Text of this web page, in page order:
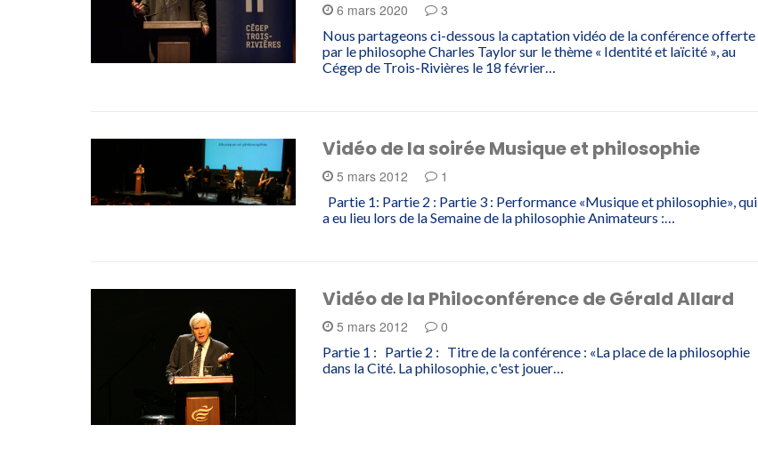
6 mars 2020 3
Nous partageons ci-dessous la captation vidéo de la conférence offerte
par le philosophe Charles Taylor sur le thème « Identité et laïcité », au
Cégep de Trois-Rivières le 18 février…
Vidéo de la soirée Musique et philosophie
5 mars 2012 1
Partie 1: Partie 2 : Partie 3 : Performance «Musique et philosophie», qui
a eu lieu lors de la Semaine de la philosophie Animateurs :…
Vidéo de la Philoconférence de Gérald Allard
5 mars 2012 0
Partie 1 : Partie 2 : Titre de la conférence : «La place de la philosophie
dans la Cité. La philosophie, c'est jouer…